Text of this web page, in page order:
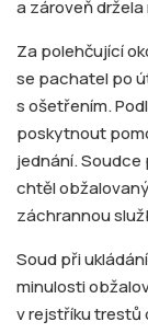
a zároveň
Za polehčující
se pachatel po
s ošetřením.
poskytnout
jednání. Soudce
chtěl
záchrannou
Soud při
minulosti
v rejstříku trestů